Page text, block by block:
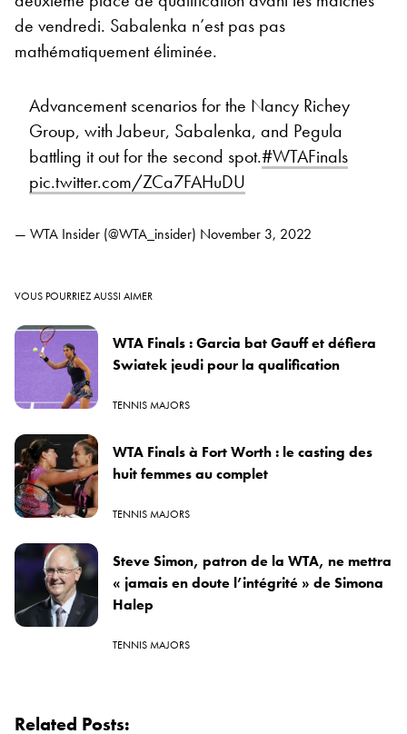
de vendredi. Sabalenka n’est pas pas
mathématiquement éliminée.
Advancement scenarios for the Nancy Richey
Group, with Jabeur, Sabalenka, and Pegula
battling it out for the second spot.#WTAFinals
pic.twitter.com/ZCa7FAHuDU
— WTA Insider (@WTA_insider) November 3, 2022
VOUS POURRIEZ AUSSI AIMER
WTA Finals : Garcia bat Gauff et défiera
Swiatek jeudi pour la qualification
TENNIS MAJORS
WTA Finals à Fort Worth : le casting des
huit femmes au complet
TENNIS MAJORS
Steve Simon, patron de la WTA, ne mettra
« jamais en doute l’intégrité » de Simona
Halep
TENNIS MAJORS
Related Posts: